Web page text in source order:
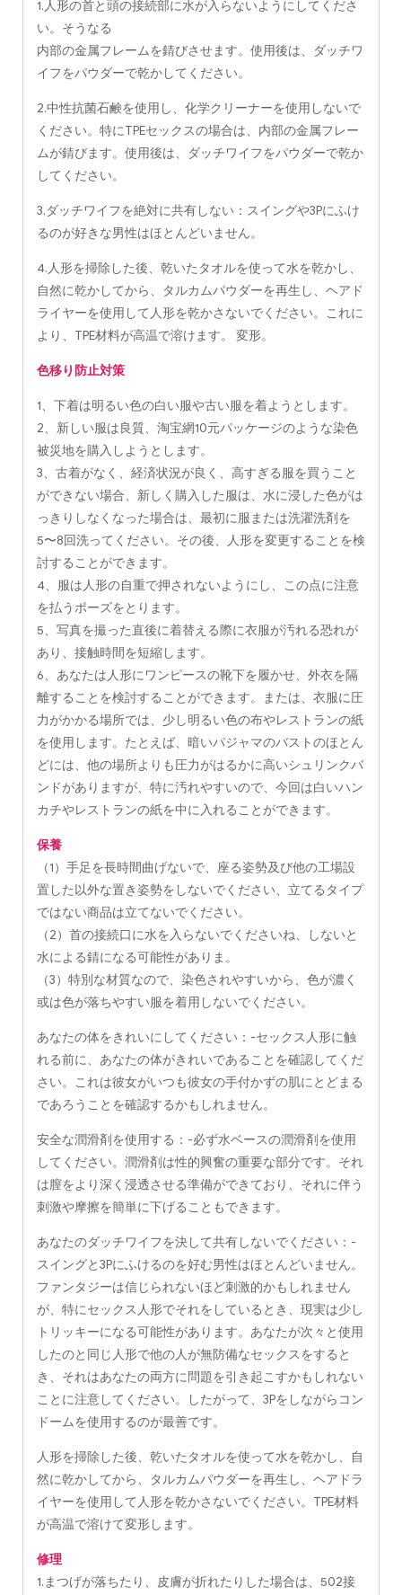
1.人形の首と頭の接続部に水が入らないようにしてくださ
い。そうなる
内部の金属フレームを錆びさせます。使用後は、ダッチワ
イフをパウダーで乾かしてください。
2.中性抗菌石鹸を使用し、化学クリーナーを使用しないで
ください。特にTPEセックスの場合は、内部の金属フレー
ムが錆びます。使用後は、ダッチワイフをパウダーで乾か
してください。
3.ダッチワイフを絶対に共有しない：スイングや3Pにふけ
るのが好きな男性はほとんどいません。
4.人形を掃除した後、乾いたタオルを使って水を乾かし、
自然に乾かしてから、タルカムパウダーを再生し、ヘアド
ライヤーを使用して人形を乾かさないでください。これに
より、TPE材料が高温で溶けます。 変形。
色移り防止対策
1、下着は明るい色の白い服や古い服を着ようとします。
2、新しい服は良質、淘宝網10元パッケージのような染色
被災地を購入しようとします。
3、古着がなく、経済状況が良く、高すぎる服を買うこと
ができない場合、新しく購入した服は、水に浸した色がは
っきりしなくなった場合は、最初に服または洗濯洗剤を
5〜8回洗ってください。その後、人形を変更することを検
討することができます。
4、服は人形の自重で押されないようにし、この点に注意
を払うポーズをとります。
5、写真を撮った直後に着替える際に衣服が汚れる恐れが
あり、接触時間を短縮します。
6、あなたは人形にワンピースの靴下を履かせ、外衣を隔
離することを検討することができます。または、衣服に圧
力がかかる場所では、少し明るい色の布やレストランの紙
を使用します。たとえば、暗いパジャマのバストのほとん
どには、他の場所よりも圧力がはるかに高いシュリンクバ
ンドがありますが、特に汚れやすいので、今回は白いハン
カチやレストランの紙を中に入れることができます。
保養
（1）手足を長時間曲げないで、座る姿勢及び他の工場設
置した以外な置き姿勢をしないでください、立てるタイプ
ではない商品は立てないでください。
（2）首の接続口に水を入らないでくださいね、しないと
水による錆になる可能性がありま。
（3）特別な材質なので、染色されやすいから、色が濃く
或は色が落ちやすい服を着用しないでください。
あなたの体をきれいにしてください：-セックス人形に触
れる前に、あなたの体がきれいであることを確認してくだ
さい。これは彼女がいつも彼女の手付かずの肌にとどまる
であろうことを確認するかもしれません。
安全な潤滑剤を使用する：-必ず水ベースの潤滑剤を使用
してください。潤滑剤は性的興奮の重要な部分です。それ
は膣をより深く浸透させる準備ができており、それに伴う
刺激や摩擦を簡単に下げることもできます。
あなたのダッチワイフを決して共有しないでください：-
スイングと3Pにふけるのを好む男性はほとんどいません。
ファンタジーは信じられないほど刺激的かもしれません
が、特にセックス人形でそれをしているとき、現実は少し
トリッキーになる可能性があります。あなたが次々と使用
したのと同じ人形で他の人が無防備なセックスをすると
き、それはあなたの両方に問題を引き起こすかもしれない
ことに注意してください。したがって、3Pをしながらコン
ドームを使用するのが最善です。
人形を掃除した後、乾いたタオルを使って水を乾かし、自
然に乾かしてから、タルカムパウダーを再生し、ヘアドラ
イヤーを使用して人形を乾かさないでください。TPE材料
が高温で溶けて変形します。
修理
1.まつげが落ちたり、皮膚が折れたりした場合は、502接